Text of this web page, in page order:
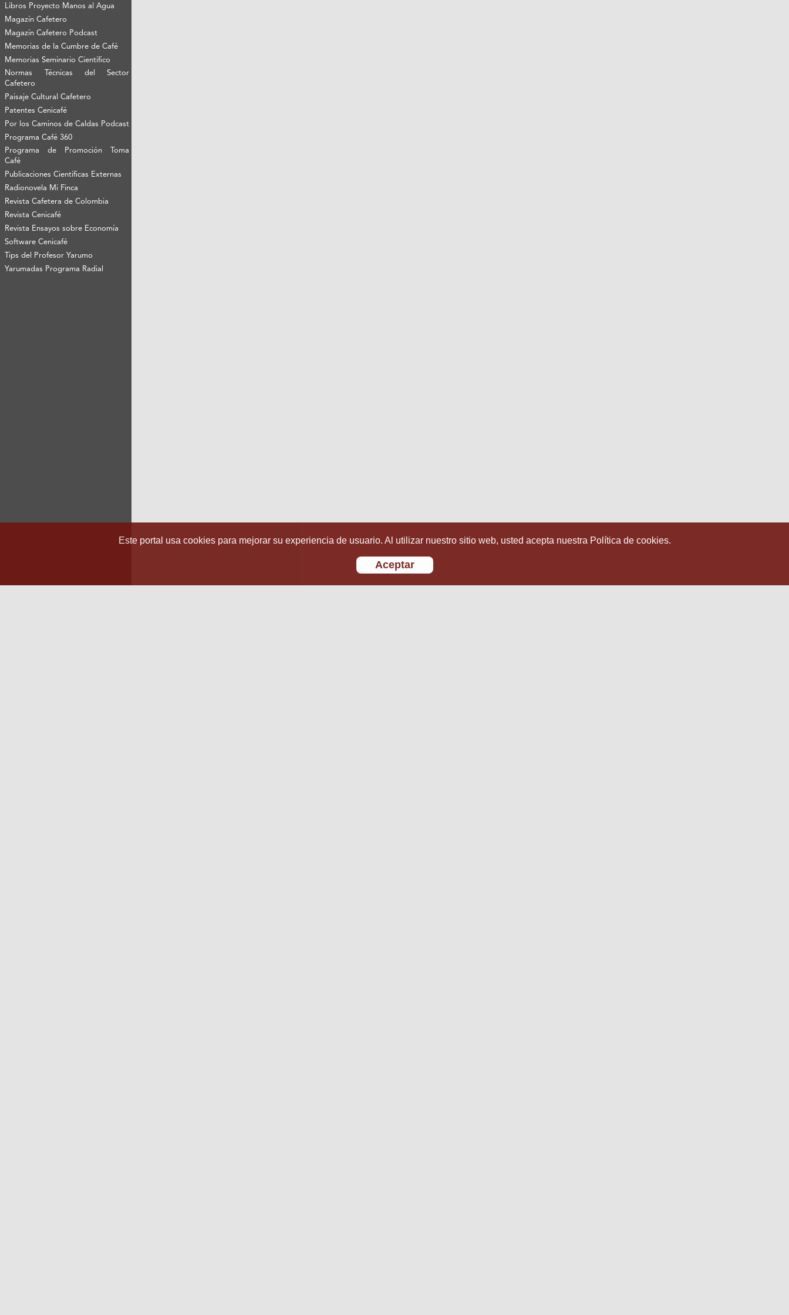
Libros Proyecto Manos al Agua
Magazín Cafetero
Magazín Cafetero Podcast
Memorias de la Cumbre de Café
Memorias Seminario Científico
Normas Técnicas del Sector
Cafetero
Paisaje Cultural Cafetero
Patentes Cenicafé
Por los Caminos de Caldas Podcast
Programa Café 360
Programa de Promoción Toma
Café
Publicaciones Científicas Externas
Radionovela Mi Finca
Revista Cafetera de Colombia
Revista Cenicafé
Revista Ensayos sobre Economía
Software Cenicafé
Tips del Profesor Yarumo
Yarumadas Programa Radial
Este portal usa cookies para mejorar su experiencia de usuario. Al utilizar nuestro sitio web, usted acepta nuestra Política de cookies.
Aceptar